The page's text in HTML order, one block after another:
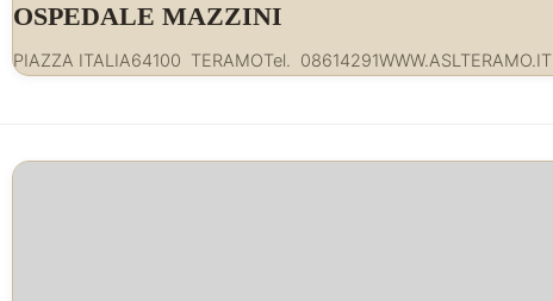
OSPEDALE MAZZINI
PIAZZA ITALIA64100 TERAMOTel. 08614291WWW.ASLTERAMO.IT